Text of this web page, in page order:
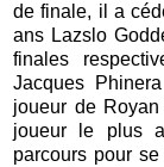
de finale, il a
ans Lazslo
finales
Jacques
joueur de
joueur le plus
parcours pour